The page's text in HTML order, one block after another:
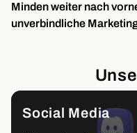
Minden weiter nach
unverbindliche
Social Media